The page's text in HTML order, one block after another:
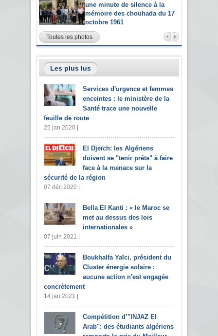
une minute de silence à la
mémoire des chouhada du 17
octobre 1961
Toutes les photos
Les plus lus
Services d'urgence et femmes
enceintes : le ministère de la
Santé trace une nouvelle
feuille de route
25 jan 2020 |
El Djeïch: les Algériens
doivent se "tenir prêts" à faire
face à la menace sur la
sécurité de la région
07 déc 2020 |
Bella El Kanti : « le Maroc se
met au dessus des lois
internationales »
07 juin 2021 |
Boukhalfa Yaïci, président du
Cluster énergie solaire :
aucune action n'est engagée
concrètement
14 jan 2021 |
Compétition d’"INJAZ El
Arab": des étudiants algériens